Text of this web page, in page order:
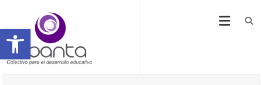
Open toolbar